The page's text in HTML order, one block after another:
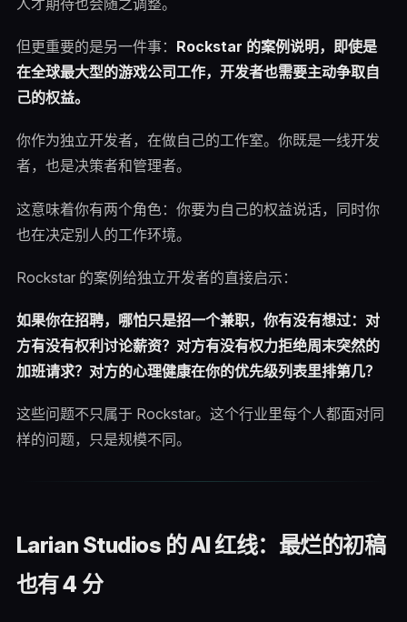
人才期待也会随之调整。
但更重要的是另一件事： Rockstar 的案例说明，即使是
在全球最大型的游戏公司工作，开发者也需要主动争取自
己的权益。
你作为独立开发者，在做自己的工作室。你既是一线开发
者，也是决策者和管理者。
这意味着你有两个角色：你要为自己的权益说话，同时你
也在决定别人的工作环境。
Rockstar 的案例给独立开发者的直接启示：
如果你在招聘，哪怕只是招一个兼职，你有没有想过：对
方有没有权利讨论薪资？对方有没有权力拒绝周末突然的
加班请求？对方的心理健康在你的优先级列表里排第几？
这些问题不只属于 Rockstar。这个行业里每个人都面对同
样的问题，只是规模不同。
Larian Studios 的 AI 红线：最烂的初稿
也有 4 分